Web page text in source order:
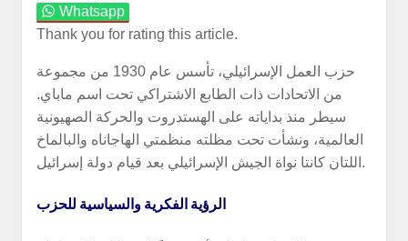
Whatsapp
Thank you for rating this article.
حزب العمل الإسرائيلي، تأسس عام 1930 من مجموعة
من الاتحادات ذات الطابع الاشتراكي تحت اسم ماباي.
سيطر منذ بداياته على الهستدروت والحركة الصهيونية
العالمية، ونشأت تحت مظلته منظمتي الهاجاناه والبالماخ
اللتان كانتا نواة الجيش الإسرائيلي بعد قيام دولة إسرائيل.
الرؤية الفكرية والسياسية للحزب